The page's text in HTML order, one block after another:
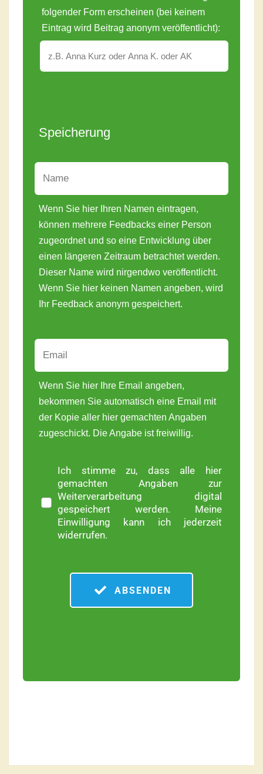
folgender Form erscheinen (bei keinem
Eintrag wird Beitrag anonym veröffentlicht):
Speicherung
Wenn Sie hier Ihren Namen eintragen,
können mehrere Feedbacks einer Person
zugeordnet und so eine Entwicklung über
einen längeren Zeitraum betrachtet werden.
Dieser Name wird nirgendwo veröffentlicht.
Wenn Sie hier keinen Namen angeben, wird
Ihr Feedback anonym gespeichert.
Wenn Sie hier Ihre Email angeben,
bekommen Sie automatisch eine Email mit
der Kopie aller hier gemachten Angaben
zugeschickt. Die Angabe ist freiwillig.
Ich stimme zu, dass alle hier
gemachten Angaben zur
Weiterverarbeitung digital
gespeichert werden. Meine
Einwilligung kann ich jederzeit
widerrufen.
ABSENDEN